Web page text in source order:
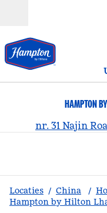
HAMPTON
nr. 31 Najin
Locaties / China /
Hampton by Hilton